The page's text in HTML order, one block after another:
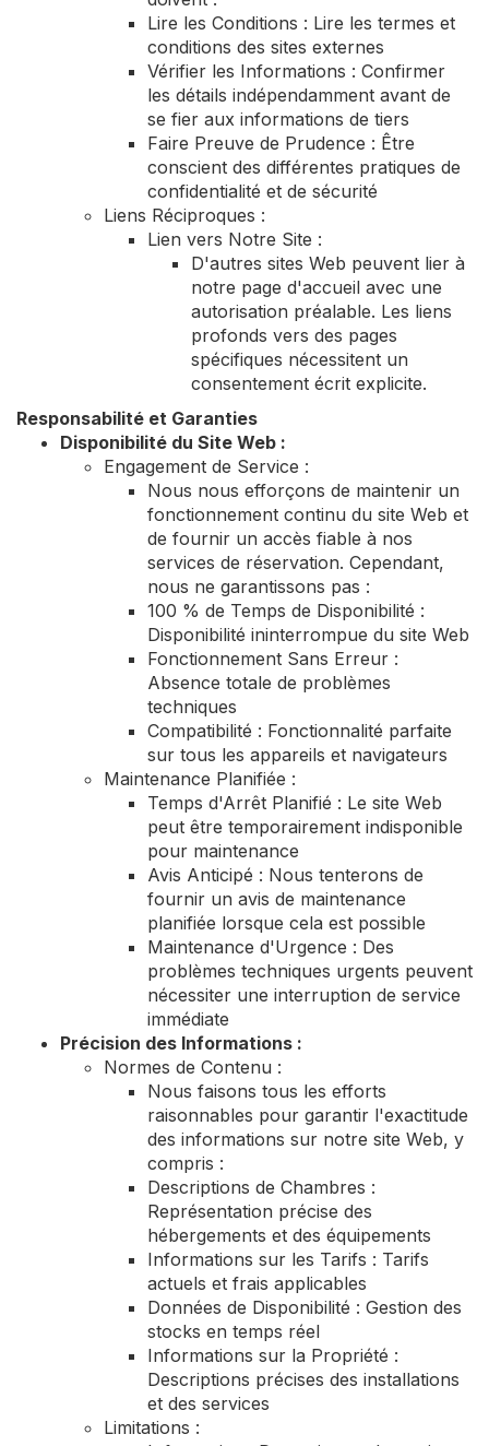
Lire les Conditions : Lire les termes et
conditions des sites externes
Vérifier les Informations : Confirmer
les détails indépendamment avant de
se fier aux informations de tiers
Faire Preuve de Prudence : Être
conscient des différentes pratiques de
confidentialité et de sécurité
Liens Réciproques :
Lien vers Notre Site :
D'autres sites Web peuvent lier à
notre page d'accueil avec une
autorisation préalable. Les liens
profonds vers des pages
spécifiques nécessitent un
consentement écrit explicite.
Responsabilité et Garanties
Disponibilité du Site Web :
Engagement de Service :
Nous nous efforçons de maintenir un
fonctionnement continu du site Web et
de fournir un accès fiable à nos
services de réservation. Cependant,
nous ne garantissons pas :
100 % de Temps de Disponibilité :
Disponibilité ininterrompue du site Web
Fonctionnement Sans Erreur :
Absence totale de problèmes
techniques
Compatibilité : Fonctionnalité parfaite
sur tous les appareils et navigateurs
Maintenance Planifiée :
Temps d'Arrêt Planifié : Le site Web
peut être temporairement indisponible
pour maintenance
Avis Anticipé : Nous tenterons de
fournir un avis de maintenance
planifiée lorsque cela est possible
Maintenance d'Urgence : Des
problèmes techniques urgents peuvent
nécessiter une interruption de service
immédiate
Précision des Informations :
Normes de Contenu :
Nous faisons tous les efforts
raisonnables pour garantir l'exactitude
des informations sur notre site Web, y
compris :
Descriptions de Chambres :
Représentation précise des
hébergements et des équipements
Informations sur les Tarifs : Tarifs
actuels et frais applicables
Données de Disponibilité : Gestion des
stocks en temps réel
Informations sur la Propriété :
Descriptions précises des installations
et des services
Limitations :